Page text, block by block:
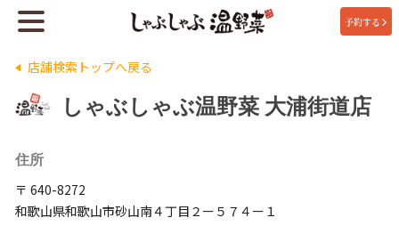
予約する
店舗検索トップへ戻る
しゃぶしゃぶ温野菜 大浦街道店
住所
〒 640-8272
和歌山県和歌山市砂山南４丁目２ー５７４ー１